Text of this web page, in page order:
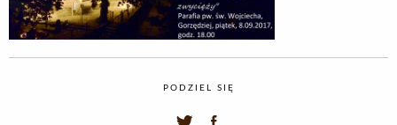
PODZIEL SIĘ